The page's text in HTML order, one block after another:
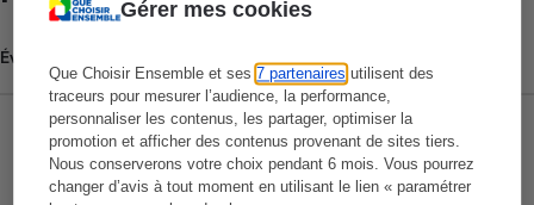
Gérer mes cookies
Que Choisir Ensemble et ses7 partenaires utilisent des
traceurs pour mesurer l’audience, la performance,
personnaliser les contenus, les partager, optimiser la
promotion et afficher des contenus provenant de sites tiers.
Nous conserverons votre choix pendant 6 mois. Vous pourrez
changer d’avis à tout moment en utilisant le lien « paramétrer
Évolution du prix moyen